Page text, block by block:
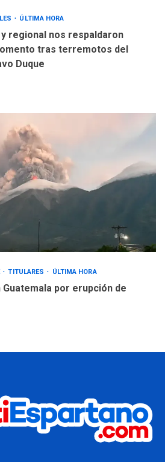
ÚLTIMA HORA
regional nos respaldaron
tras terremotos del
Duque
TITULARES ÚLTIMA HORA
Guatemala por erupción de